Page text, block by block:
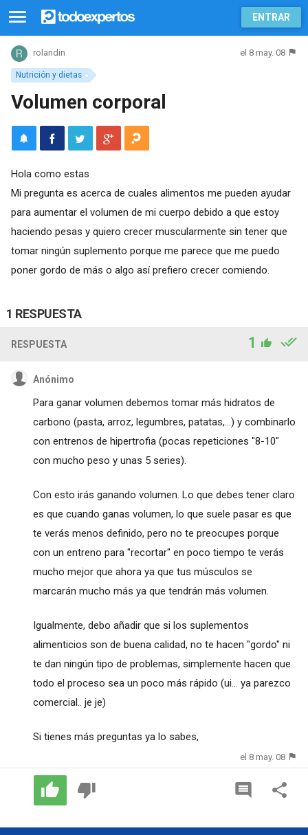
ENTRAR
Nutrición y dietas
rolandin el 8 may. 08
Volumen corporal
Hola como estas
Mi pregunta es acerca de cuales alimentos me pueden ayudar
para aumentar el volumen de mi cuerpo debido a que estoy
haciendo pesas y quiero crecer muscularmente sin tener que
tomar ningún suplemento porque me parece que me puedo
poner gordo de más o algo así prefiero crecer comiendo.
1 RESPUESTA
RESPUESTA 1
Anónimo
Para ganar volumen debemos tomar más hidratos de
carbono (pasta, arroz, legumbres, patatas,...) y combinarlo
con entrenos de hipertrofia (pocas repeticiones "8-10"
con mucho peso y unas 5 series).
Con esto irás ganando volumen. Lo que debes tener claro
es que cuando ganas volumen, lo que suele pasar es que
te verás menos definido, pero no te preocupes porque
con un entreno para "recortar" en poco tiempo te verás
mucho mejor que ahora ya que tus músculos se
marcarán mucho más ya que tendrán más volumen.
Igualmente, debo añadir que si los suplementos
alimenticios son de buena calidad, no te hacen "gordo" ni
te dan ningún tipo de problemas, simplemente hacen que
todo el proceso sea un poco más rápido (ui... ya parezco
comercial.. je je)
Si tienes más preguntas ya lo sabes,
el 8 may. 08